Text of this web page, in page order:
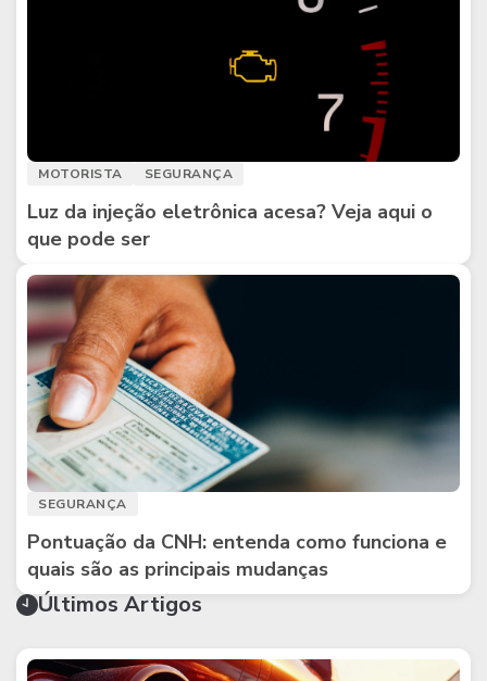
MOTORISTA SEGURANÇA
Luz da injeção eletrônica acesa? Veja aqui o
que pode ser
SEGURANÇA
Pontuação da CNH: entenda como funciona e
quais são as principais mudanças
Últimos Artigos